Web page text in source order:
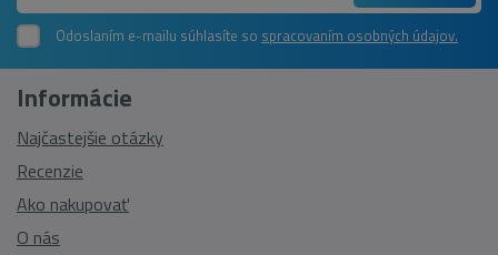
Odoslaním e-mailu súhlasíte so spracovaním osobných údajov.
Informácie
Najčastejšie otázky
Recenzie
Ako nakupovať
O nás